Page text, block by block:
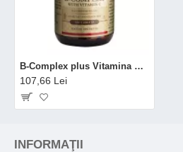
B-Complex plus Vitamina C (100 tablete), Solgar
107,66 Lei
INFORMAŢII